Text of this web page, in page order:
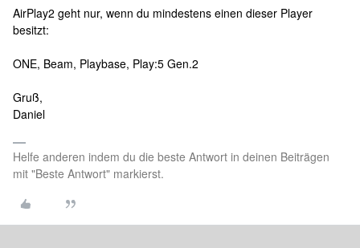
AirPlay2 geht nur, wenn du mindestens einen dieser Player
besitzt:
ONE, Beam, Playbase, Play:5 Gen.2
Gruß,
Daniel
Helfe anderen indem du die beste Antwort in deinen Beiträgen
mit "Beste Antwort" markierst.